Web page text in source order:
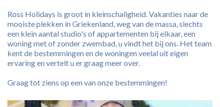
Ross Holidays is groot in kleinschaligheid. Vakanties naar de
mooiste plekken in Griekenland, weg van de massa, slechts
een klein aantal studio's of appartementen bij elkaar, een
woning met of zonder zwembad, u vindt het bij ons. Het team
kent de bestemmingen en de woningen veelal uit eigen
ervaring en vertelt u er graag meer over.
Graag tot ziens op een van onze bestemmingen!